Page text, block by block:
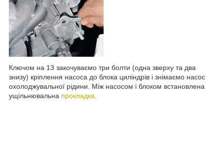
Ключом на 13 закочуваємо три болти (одна зверху та два
знизу) кріплення насоса до блока циліндрів і знімаємо насос
охолоджувальної рідини. Між насосом і блоком встановлена
ущільнювальна прокладка